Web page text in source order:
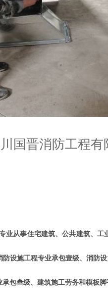
国晋消防工程
业从事住宅建筑、公共建筑、
设施工程专业承包壹级、消防
包叁级、建筑施工劳务和模板